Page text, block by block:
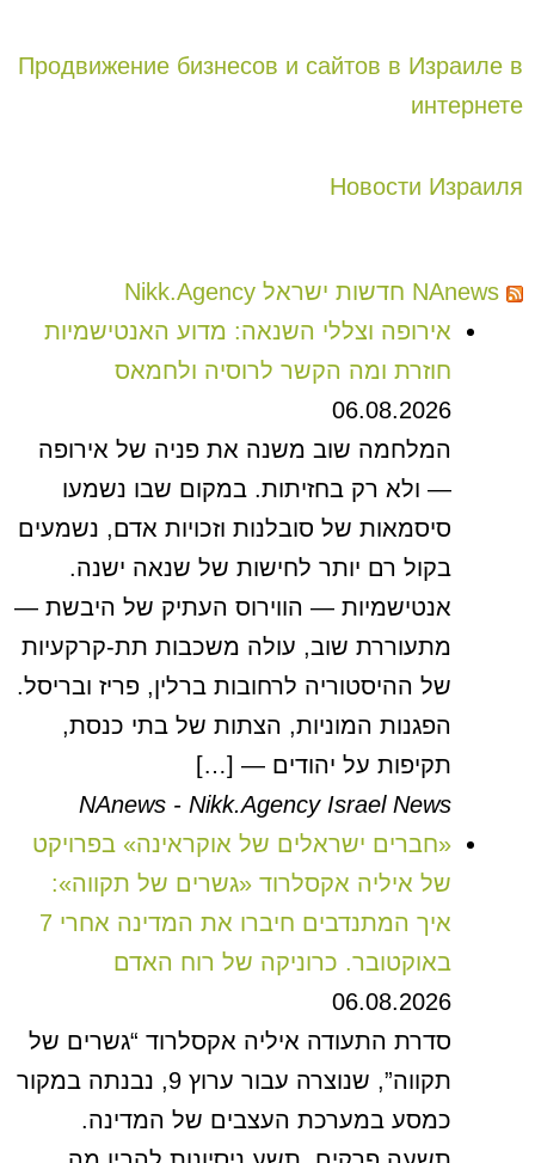
Продвижение бизнесов и сайтов в Израиле в
интернете
Новости Израиля
NAnews חדשות ישראל Nikk.Agency
אירופה וצללי השנאה: מדוע האנטישמיות
חוזרת ומה הקשר לרוסיה ולחמאס
06.08.2026
המלחמה שוב משנה את פניה של אירופה
— ולא רק בחזיתות. במקום שבו נשמעו
סיסמאות של סובלנות וזכויות אדם, נשמעים
בקול רם יותר לחישות של שנאה ישנה.
אנטישמיות — הווירוס העתיק של היבשת —
מתעוררת שוב, עולה משכבות תת-קרקעיות
של ההיסטוריה לרחובות ברלין, פריז ובריסל.
הפגנות המוניות, הצתות של בתי כנסת,
תקיפות על יהודים — […]
NAnews - Nikk.Agency Israel News
«חברים ישראלים של אוקראינה» בפרויקט
של איליה אקסלרוד «גשרים של תקווה»:
איך המתנדבים חיברו את המדינה אחרי 7
באוקטובר. כרוניקה של רוח האדם
06.08.2026
סדרת התעודה איליה אקסלרוד “גשרים של
תקווה”, שנוצרה עבור ערוץ 9, נבנתה במקור
כמסע במערכת העצבים של המדינה.